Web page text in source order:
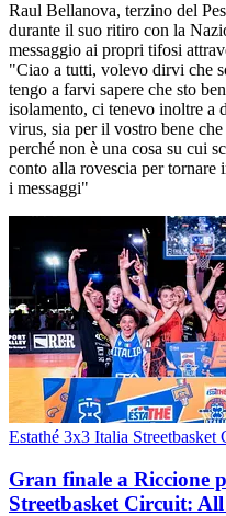
Raul Bellanova, terzino del
durante il suo ritiro con la
messaggio ai propri tifosi
"Ciao a tutti, volevo dirvi che
tengo a farvi sapere che sto
isolamento, ci tenevo inoltre a
virus, sia per il vostro bene
perché non è una cosa su cui
conto alla rovescia per
i messaggi"
Estathé 3x3 Italia Streetbasket
Gran finale a Riccione
Streetbasket Circuit: